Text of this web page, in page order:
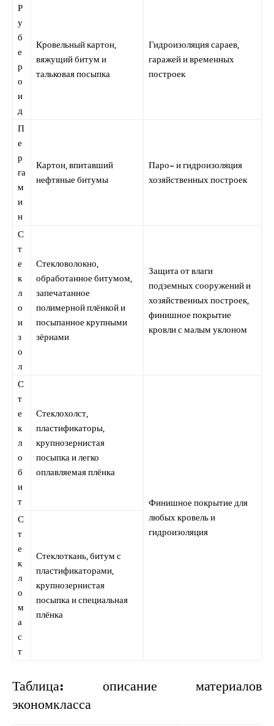
Р
у
б
е
р
о
и
д
Кровельный картон,
вяжущий битум и
тальковая посыпка
Гидроизоляция сараев,
гаражей и временных
построек
П
е
р
га
м
и
н
Картон, впитавший
нефтяные битумы
Паро- и гидроизоляция
хозяйственных построек
С
т
е
к
л
о
и
з
о
л
Стекловолокно,
обработанное битумом,
запечатанное
полимерной плёнкой и
посыпанное крупными
зёрнами
Защита от влаги
подземных сооружений и
хозяйственных построек,
финишное покрытие
кровли с малым уклоном
С
т
е
к
л
о
б
и
т
Стеклохолст,
пластификаторы,
крупнозернистая
посыпка и легко
оплавляемая плёнка
Финишное покрытие для
любых кровель и
гидроизоляция
С
т
е
к
л
о
м
а
с
т
Стеклоткань, битум с
пластификаторами,
крупнозернистая
посыпка и специальная
плёнка
Таблица: описание материалов
экономкласса